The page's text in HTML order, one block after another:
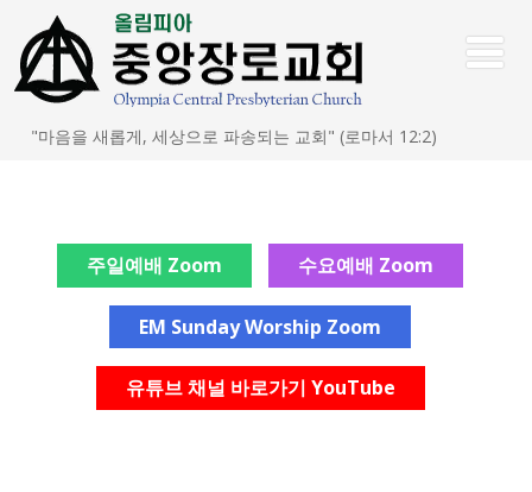
"마음을 새롭게, 세상으로 파송되는 교회" (로마서 12:2)
주일예배 Zoom 수요예배 Zoom
EM Sunday Worship Zoom
유튜브 채널 바로가기 YouTube